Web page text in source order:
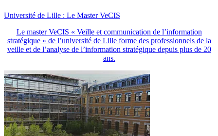
Université de Lille : Le Master VeCIS
Le master VeCIS « Veille et communication de l’information
stratégique » de l’université de Lille forme des professionnels de la
veille et de l’analyse de l’information stratégique depuis plus de 20
ans.